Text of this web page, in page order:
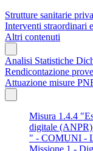
Strutture sanitarie
Interventi straordinari
Altri contenuti
Analisi Statistiche
Rendicontazione
Attuazione misure
Misura 1.4.4
digitale
" - COMUNI -
Missione 1 -